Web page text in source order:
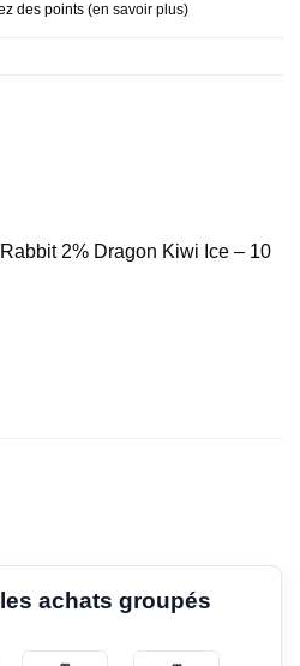
des points (en savoir plus)
2% Dragon Kiwi Ice – 10
achats groupés